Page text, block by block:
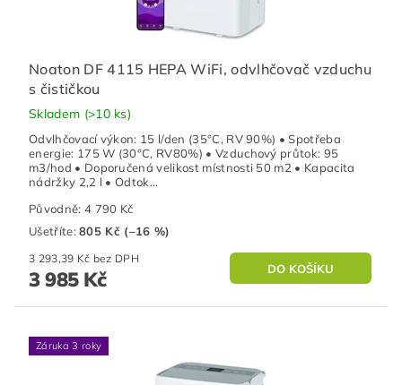
Noaton DF 4115 HEPA WiFi, odvlhčovač vzduchu
s čističkou
Skladem (>10 ks)
Odvlhčovací výkon: 15 l/den (35°C, RV 90%) • Spotřeba
energie: 175 W (30°C, RV80%) • Vzduchový průtok: 95
m3/hod • Doporučená velikost místnosti 50 m2 • Kapacita
nádržky 2,2 l • Odtok...
Původně: 4 790 Kč
Ušetříte:805 Kč (–16 %)
3 293,39 Kč bez DPH
3 985 Kč
Záruka 3 roky